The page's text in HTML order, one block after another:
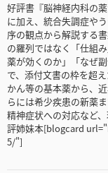
好評書『脳神経内科の
に加え、統合失調症や
序の観点から解説する
の羅列ではなく「仕組
薬が効くのか」「なぜ
で、添付文書の枠を超
かん等の基本薬から、
らには希少疾患の新薬
精神症状への対応など
評姉妹本[blogcard
5/"]